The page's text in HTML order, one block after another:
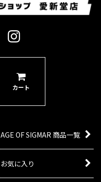
カート
AGE OF SIGMAR 商品一覧
お気に入り